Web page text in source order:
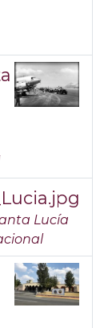
Lucía